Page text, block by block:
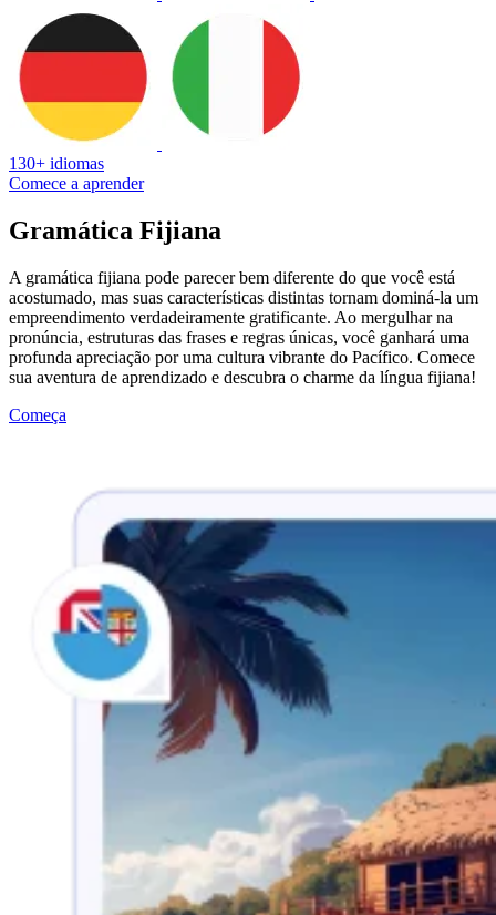
130+ idiomas
Comece a aprender
Gramática Fijiana
A gramática fijiana pode parecer bem diferente do que você está
acostumado, mas suas características distintas tornam dominá-la um
empreendimento verdadeiramente gratificante. Ao mergulhar na
pronúncia, estruturas das frases e regras únicas, você ganhará uma
profunda apreciação por uma cultura vibrante do Pacífico. Comece
sua aventura de aprendizado e descubra o charme da língua fijiana!
Começa